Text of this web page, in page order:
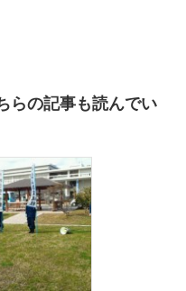
らの記事も読んでい